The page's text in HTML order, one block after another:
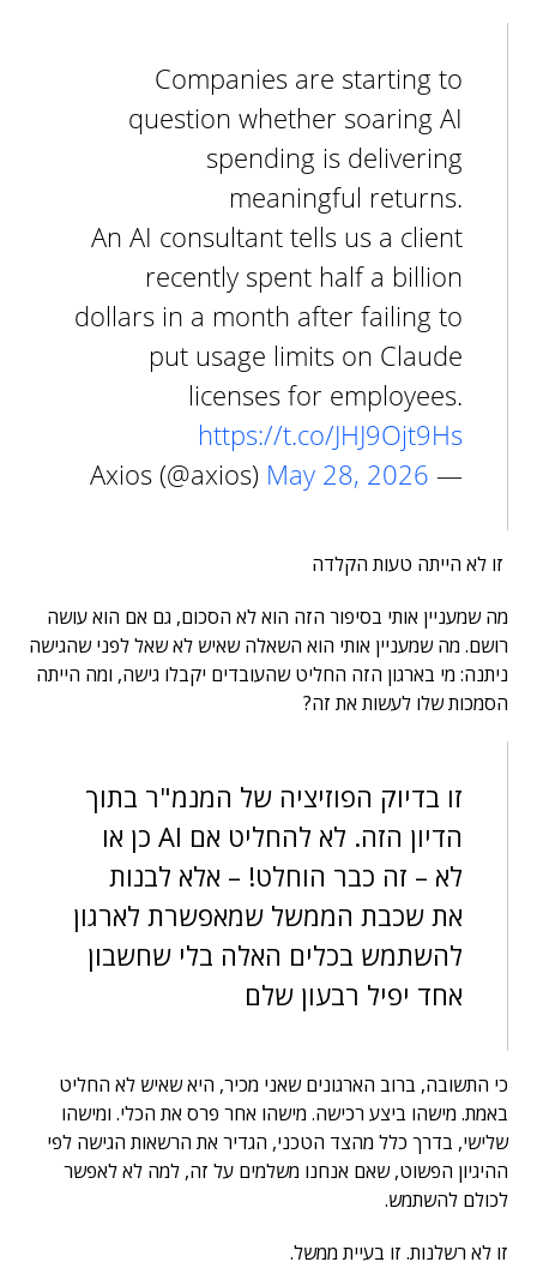
Companies are starting to
question whether soaring AI
spending is delivering
meaningful returns.
An AI consultant tells us a client
recently spent half a billion
dollars in a month after failing to
put usage limits on Claude
licenses for employees.
https://t.co/JHJ9Ojt9Hs
— Axios (@axios)
May 28, 2026
זו לא הייתה טעות הקלדה
מה שמעניין אותי בסיפור הזה הוא לא הסכום, גם אם הוא עושה
רושם. מה שמעניין אותי הוא השאלה שאיש לא שאל לפני שהגישה
ניתנה: מי בארגון הזה החליט שהעובדים יקבלו גישה, ומה הייתה
הסמכות שלו לעשות את זה?
זו בדיוק הפוזיציה של המנמ"ר בתוך
הדיון הזה. לא להחליט אם AI כן או
לא – זה כבר הוחלט! – אלא לבנות
את שכבת הממשל שמאפשרת לארגון
להשתמש בכלים האלה בלי שחשבון
אחד יפיל רבעון שלם
כי התשובה, ברוב הארגונים שאני מכיר, היא שאיש לא החליט
באמת. מישהו ביצע רכישה. מישהו אחר פרס את הכלי. ומישהו
שלישי, בדרך כלל מהצד הטכני, הגדיר את הרשאות הגישה לפי
ההיגיון הפשוט, שאם אנחנו משלמים על זה, למה לא לאפשר
לכולם להשתמש.
זו לא רשלנות. זו בעיית ממשל.